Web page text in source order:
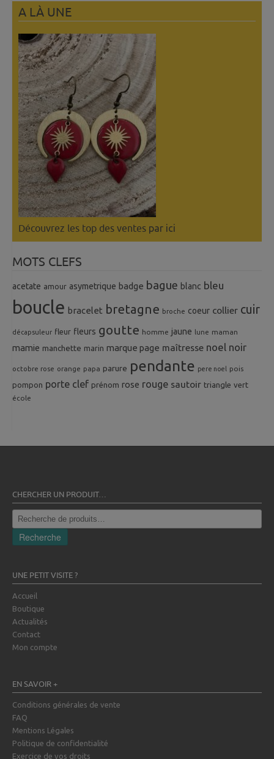
A LÀ UNE
Découvrez les top des ventes par ici
MOTS CLEFS
acetate amour asymetrique badge bague blanc bleu
boucle bracelet bretagne broche coeur collier cuir
décapsuleur fleur fleurs goutte homme jaune lune maman
mamie manchette marin marque page maîtresse noel noir
octobre rose orange papa parure pendante pere noel pois
pompon porte clef prénom rose rouge sautoir triangle vert
école
CHERCHER UN PRODUIT…
Recherche
pour :
Recherche
UNE PETIT VISITE ?
Accueil
Boutique
Actualités
Contact
Mon compte
EN SAVOIR +
Conditions générales de vente
FAQ
Mentions Légales
Politique de confidentialité
Exercice de vos droits